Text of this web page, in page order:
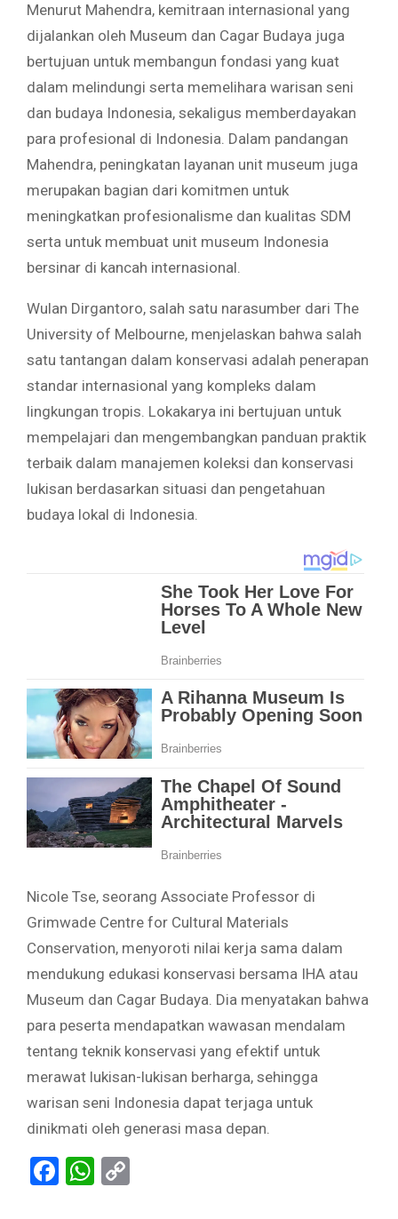
Menurut Mahendra, kemitraan internasional yang
dijalankan oleh Museum dan Cagar Budaya juga
bertujuan untuk membangun fondasi yang kuat
dalam melindungi serta memelihara warisan seni
dan budaya Indonesia, sekaligus memberdayakan
para profesional di Indonesia. Dalam pandangan
Mahendra, peningkatan layanan unit museum juga
merupakan bagian dari komitmen untuk
meningkatkan profesionalisme dan kualitas SDM
serta untuk membuat unit museum Indonesia
bersinar di kancah internasional.
Wulan Dirgantoro, salah satu narasumber dari The
University of Melbourne, menjelaskan bahwa salah
satu tantangan dalam konservasi adalah penerapan
standar internasional yang kompleks dalam
lingkungan tropis. Lokakarya ini bertujuan untuk
mempelajari dan mengembangkan panduan praktik
terbaik dalam manajemen koleksi dan konservasi
lukisan berdasarkan situasi dan pengetahuan
budaya lokal di Indonesia.
Nicole Tse, seorang Associate Professor di
Grimwade Centre for Cultural Materials
Conservation, menyoroti nilai kerja sama dalam
mendukung edukasi konservasi bersama IHA atau
Museum dan Cagar Budaya. Dia menyatakan bahwa
para peserta mendapatkan wawasan mendalam
tentang teknik konservasi yang efektif untuk
merawat lukisan-lukisan berharga, sehingga
warisan seni Indonesia dapat terjaga untuk
dinikmati oleh generasi masa depan.
Facebook
WhatsApp